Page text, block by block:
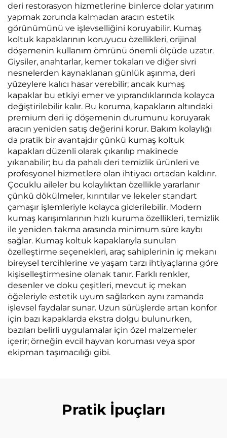
deri restorasyon hizmetlerine binlerce dolar yatırım
yapmak zorunda kalmadan aracın estetik
görünümünü ve işlevselliğini koruyabilir. Kumaş
koltuk kapaklarının koruyucu özellikleri, orijinal
döşemenin kullanım ömrünü önemli ölçüde uzatır.
Giysiler, anahtarlar, kemer tokaları ve diğer sivri
nesnelerden kaynaklanan günlük aşınma, deri
yüzeylere kalıcı hasar verebilir; ancak kumaş
kapaklar bu etkiyi emer ve yıprandıklarında kolayca
değiştirilebilir kalır. Bu koruma, kapakların altındaki
premium deri iç döşemenin durumunu koruyarak
aracın yeniden satış değerini korur. Bakım kolaylığı
da pratik bir avantajdır çünkü kumaş koltuk
kapakları düzenli olarak çıkarılıp makinede
yıkanabilir; bu da pahalı deri temizlik ürünleri ve
profesyonel hizmetlere olan ihtiyacı ortadan kaldırır.
Çocuklu aileler bu kolaylıktan özellikle yararlanır
çünkü dökülmeler, kırıntılar ve lekeler standart
çamaşır işlemleriyle kolayca giderilebilir. Modern
kumaş karışımlarının hızlı kuruma özellikleri, temizlik
ile yeniden takma arasında minimum süre kaybı
sağlar. Kumaş koltuk kapaklarıyla sunulan
özelleştirme seçenekleri, araç sahiplerinin iç mekanı
bireysel tercihlerine ve yaşam tarzı ihtiyaçlarına göre
kişiselleştirmesine olanak tanır. Farklı renkler,
desenler ve doku çeşitleri, mevcut iç mekan
öğeleriyle estetik uyum sağlarken aynı zamanda
işlevsel faydalar sunar. Uzun sürüşlerde artan konfor
için bazı kapaklarda ekstra dolgu bulunurken,
bazıları belirli uygulamalar için özel malzemeler
içerir; örneğin evcil hayvan koruması veya spor
ekipman taşımacılığı gibi.
Pratik İpuçları